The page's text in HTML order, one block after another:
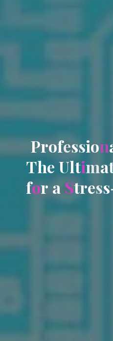
Profession
The Ultima
for a Stress